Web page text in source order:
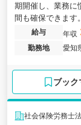
期開催し、業務に
間も確保できます。
給与 年収
勤務地
愛知
ブック
社会保険労務士